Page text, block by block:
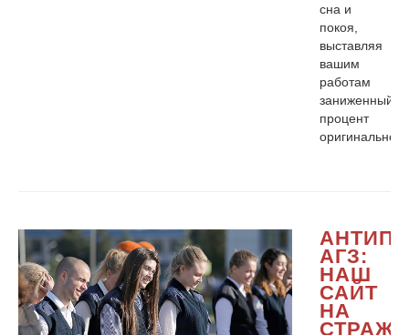
сна и
покоя,
выставляя
вашим
работам
заниженный
процент
АГЗ:
НАШ
САЙТ
НА
СТРАЖЕ